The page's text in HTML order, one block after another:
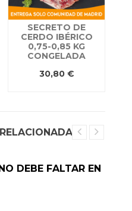
SECRETO DE
CERDO IBÉRICO
0,75-0,85 KG
CONGELADA
30,80 €
DEBE FALTAR EN